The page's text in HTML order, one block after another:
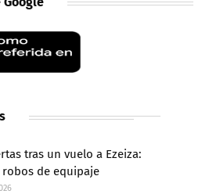
tras un vuelo a Ezeiza:
robos de equipaje